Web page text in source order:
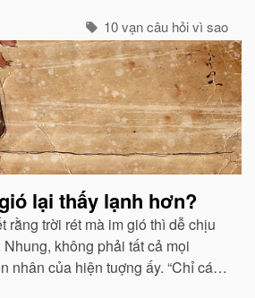
10 vạn câu hỏi vì sao
lại thấy lạnh hơn?
rằng trời rét mà im gió thì dễ chịu
không phải tất cả mọi
nhân của hiện tuợng ấy. “Chỉ các